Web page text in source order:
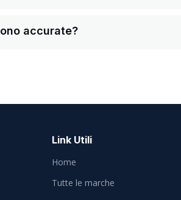
accurate?
Link Utili
Home
Tutte le marche